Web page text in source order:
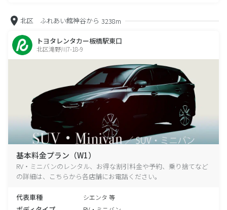
北区 ふれあい館神谷から 3238m
トヨタレンタカー板橋駅東口
北区滝野川7-18-9
基本料金プラン（W1）
RV・ミニバンのレンタル、お得な割引料金や予約、乗り捨てなど
の詳細は、こちらから各店舗にお電話ください。
代表車種 シエンタ 等